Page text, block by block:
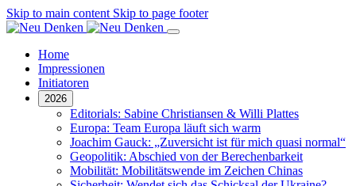
Skip to main content Skip to page footer
Home
Impressionen
Initiatoren
2026
Editorials: Sabine Christiansen & Willi Plattes
Europa: Team Europa läuft sich warm
Joachim Gauck: „Zuversicht ist für mich quasi normal“
Geopolitik: Abschied von der Berechenbarkeit
Mobilität: Mobilitätswende im Zeichen Chinas